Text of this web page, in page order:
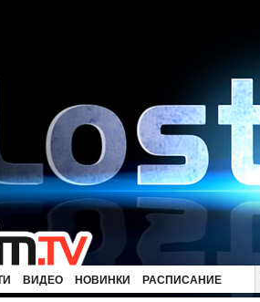
ВИДЕО НОВИНКИ РАСПИСАНИЕ